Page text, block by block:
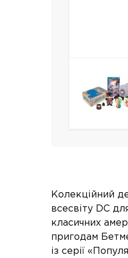
Колекційний
всесвіту DC
класичних
пригодам
із серії